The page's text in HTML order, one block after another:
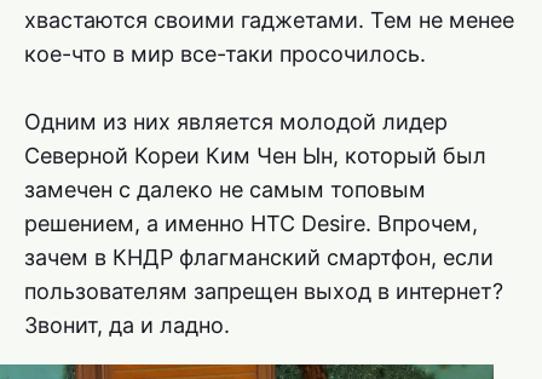
хвастаются своими гаджетами. Тем не менее
кое-что в мир все-таки просочилось.
Одним из них является молодой лидер
Северной Кореи Ким Чен Ын, который был
замечен с далеко не самым топовым
решением, а именно HTC Desire. Впрочем,
зачем в КНДР флагманский смартфон, если
пользователям запрещен выход в интернет?
Звонит, да и ладно.